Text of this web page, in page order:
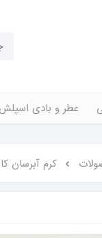
عطر و بادی اسپلش
کرم آبرسان